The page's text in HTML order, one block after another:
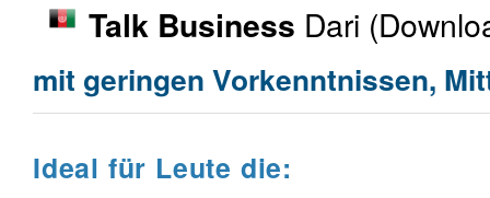
Talk Business Dari
mit geringen Vorkenntnissen,
Ideal für Leute die: